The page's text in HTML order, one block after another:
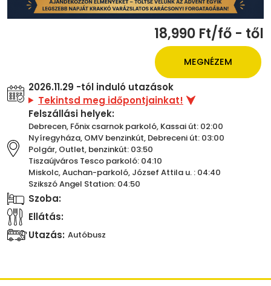
18,990 Ft/fő - től
MEGNÉZEM
2026.11.29 -tól induló utazások
Tekintsd meg időpontjainkat!
Felszállási helyek:
Debrecen, Főnix csarnok parkoló, Kassai út: 02:00
Nyíregyháza, OMV benzinkút, Debreceni út: 03:00
Polgár, Outlet, benzinkút: 03:50
Tiszaújváros Tesco parkoló: 04:10
Miskolc, Auchan-parkoló, József Attila u. : 04:40
Szikszó Angel Station: 04:50
Szoba:
Ellátás:
Utazás: Autóbusz